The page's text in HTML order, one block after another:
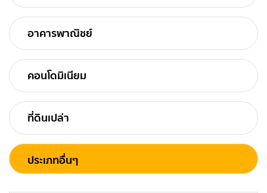
อาคารพาณิชย์
คอนโดมิเนียม
ที่ดินเปล่า
ประเภทอื่นๆ